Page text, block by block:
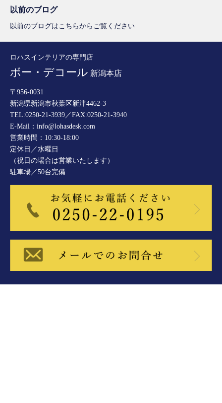
以前のブログ
以前のブログはこちらからご覧ください
ロハスインテリアの専門店
ボー・デコール 新潟本店
〒956-0031
新潟県新潟市秋葉区新津4462-3
TEL:0250-21-3939／FAX:0250-21-3940
E-Mail：info@lohasdesk.com
営業時間：10:30-18:00
定休日／水曜日
（祝日の場合は営業いたします）
駐車場／50台完備